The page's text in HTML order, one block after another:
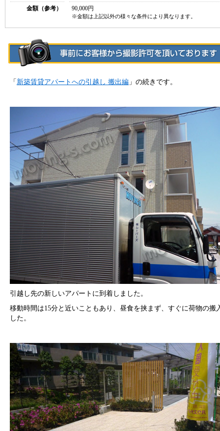
金額（参考） 90,000円
※金額は上記以外の様々な条件により異なります。
「 新築賃貸アパートへの引越し 搬出編 」の続きです。
引越し先の新しいアパートに到着しました。
移動時間は15分と近いこともあり、昼食を挟まず、すぐに荷物の搬
した。